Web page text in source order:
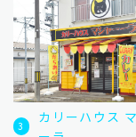
3
カリーハウス